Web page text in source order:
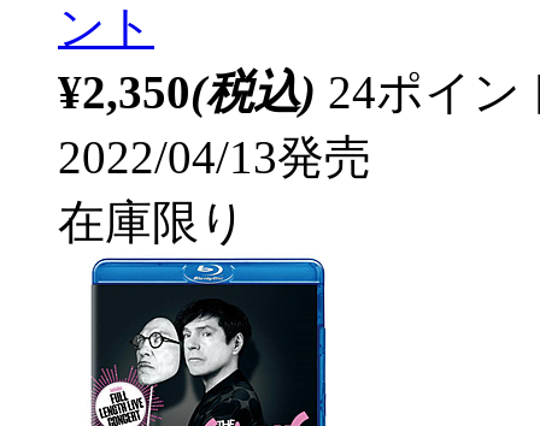
ント
¥2,350(税込) 24ポイ
2022/04/13発売
在庫限り